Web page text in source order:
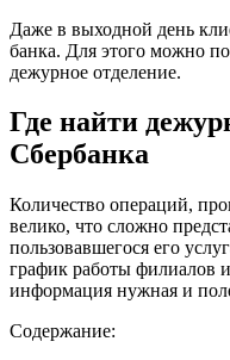
Даже в выходной день
банка. Для этого можно
дежурное отделение.
Где найти
Сбербанка
Количество операций,
велико, что сложно
пользовавшегося его
график работы филиалов
информация нужная и
Содержание: